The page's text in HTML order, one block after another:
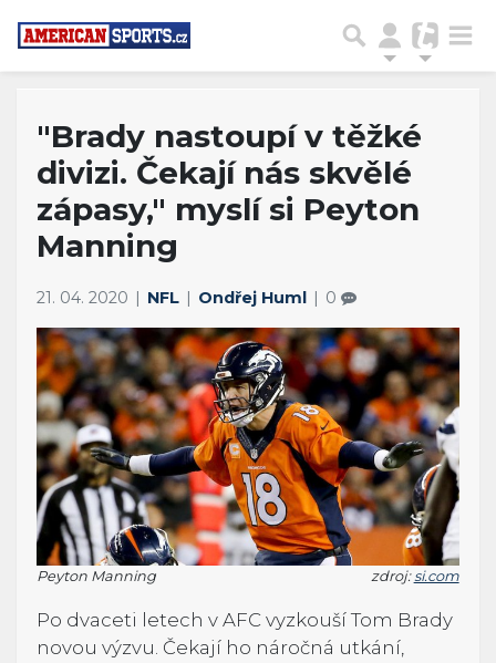
"Brady nastoupí v těžké
divizi. Čekají nás skvělé
zápasy," myslí si Peyton
Manning
21. 04. 2020 NFL Ondřej Huml 0
Peyton Manning zdroj: si.com
Po dvaceti letech v AFC vyzkouší Tom Brady
novou výzvu. Čekají ho náročná utkání,